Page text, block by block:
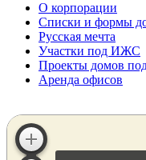
О корпорации
Списки и формы
Русская мечта
Участки под ИЖС
Проекты домов
Аренда офисов